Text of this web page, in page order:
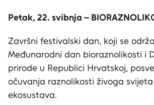
Petak, 22. svibnja –
Završni festivalski dan, koji se
Međunarodni dan bioraznolikosti i
prirode u Republici Hrvatskoj,
očuvanja raznolikosti živoga
ekosustava.